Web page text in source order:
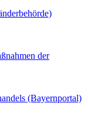
der
(Bayernportal)